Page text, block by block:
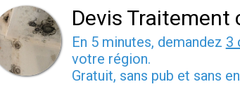
Devis
En 5 minutes, demandez 3
votre région.
Gratuit, sans pub et sans